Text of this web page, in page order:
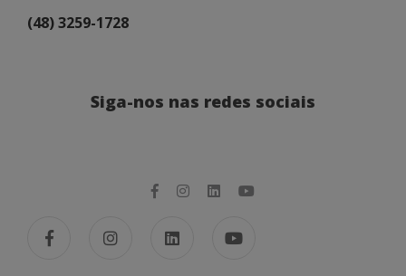
(48) 3259-1728
Siga-nos nas redes sociais